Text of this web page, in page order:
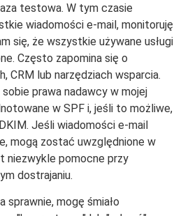
testowa. W tym czasie
wiadomości e-mail, monitoruję
się, że wszystkie używane usługi
Często zapomina się o
CRM lub narzędziach wsparcia.
prawa nadawcy w mojej
w SPF i, jeśli to możliwe,
Jeśli wiadomości e-mail
mogą zostać uwzględnione w
niezwykle pomocne przy
dostrajaniu.
sprawnie, mogę śmiało